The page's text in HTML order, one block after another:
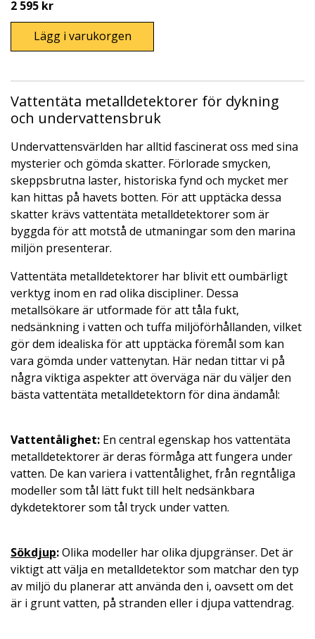
2 595 kr
Lägg i varukorgen
Vattentäta metalldetektorer för dykning
och undervattensbruk
Undervattensvärlden har alltid fascinerat oss med sina
mysterier och gömda skatter. Förlorade smycken,
skeppsbrutna laster, historiska fynd och mycket mer
kan hittas på havets botten. För att upptäcka dessa
skatter krävs vattentäta metalldetektorer som är
byggda för att motstå de utmaningar som den marina
miljön presenterar.
Vattentäta metalldetektorer har blivit ett oumbärligt
verktyg inom en rad olika discipliner. Dessa
metallsökare är utformade för att tåla fukt,
nedsänkning i vatten och tuffa miljöförhållanden, vilket
gör dem idealiska för att upptäcka föremål som kan
vara gömda under vattenytan. Här nedan tittar vi på
några viktiga aspekter att överväga när du väljer den
bästa vattentäta metalldetektorn för dina ändamål:
Vattentålighet: En central egenskap hos vattentäta
metalldetektorer är deras förmåga att fungera under
vatten. De kan variera i vattentålighet, från regntåliga
modeller som tål lätt fukt till helt nedsänkbara
dykdetektorer som tål tryck under vatten.
Sökdjup:Olika modeller har olika djupgränser. Det är
viktigt att välja en metalldetektor som matchar den typ
av miljö du planerar att använda den i, oavsett om det
är i grunt vatten, på stranden eller i djupa vattendrag.